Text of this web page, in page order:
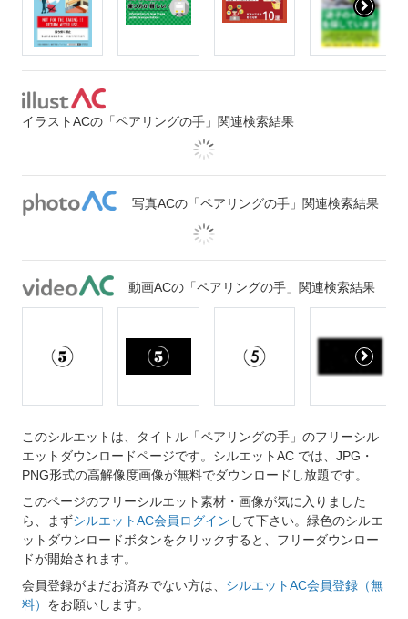
イラストACの「ペアリングの手」関連検索結果
写真ACの「ペアリングの手」関連検索結果
動画ACの「ペアリングの手」関連検索結果
このシルエットは、タイトル「ペアリングの手」のフリーシル
エットダウンロードページです。シルエットAC では、JPG・
PNG形式の高解像度画像が無料でダウンロードし放題です。
このページのフリーシルエット素材・画像が気に入りました
ら、まずシルエットAC会員ログイン して下さい。緑色のシルエ
ットダウンロードボタンをクリックすると、フリーダウンロー
ドが開始されます。
会員登録がまだお済みでない方は、 シルエットAC会員登録（無
料） をお願いします。